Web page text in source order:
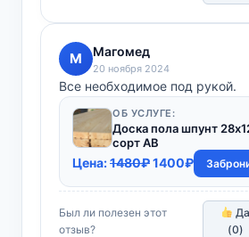
М Магомед
20 ноября 2024
Все необходимое под рукой.
ОБ УСЛУГЕ:
Доска пола шпунт
сорт АВ
Цена:1480₽
составляла
1480₽.
1400₽Текущая
цена:
1400₽.
Был ли полезен этот
отзыв?
Да
(0)